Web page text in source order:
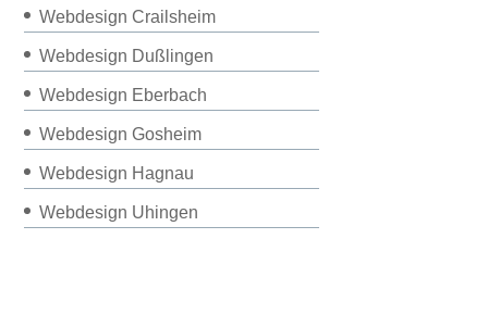
Webdesign Crailsheim
Webdesign Dußlingen
Webdesign Eberbach
Webdesign Gosheim
Webdesign Hagnau
Webdesign Uhingen